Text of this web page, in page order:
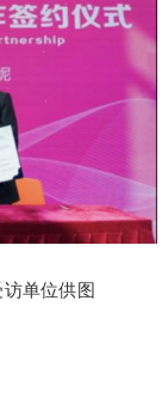
单位供图